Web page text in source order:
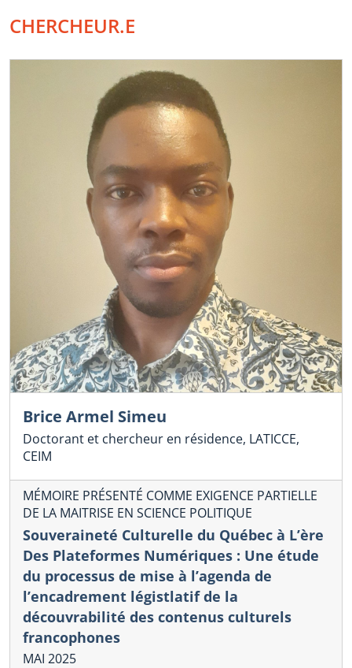
CHERCHEUR.E
Brice Armel Simeu
Doctorant et chercheur en résidence, LATICCE,
CEIM
MÉMOIRE PRÉSENTÉ COMME EXIGENCE PARTIELLE
DE LA MAITRISE EN SCIENCE POLITIQUE
Souveraineté Culturelle du Québec à L’ère
Des Plateformes Numériques : Une étude
du processus de mise à l’agenda de
l’encadrement légistlatif de la
découvrabilité des contenus culturels
francophones
MAI 2025